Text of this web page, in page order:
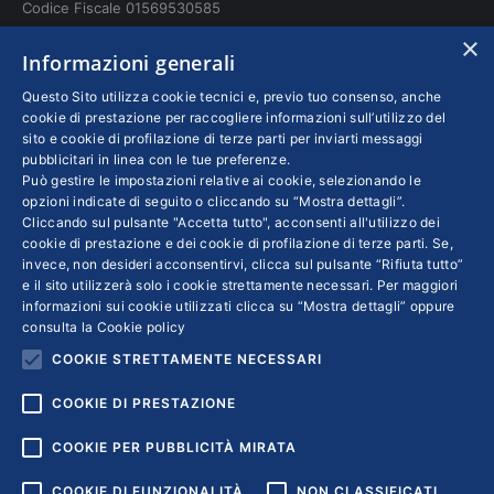
Codice Fiscale 01569530585
INFO LEGALI
Colophon editoriali
Disclaimer
Privacy
Coordinate Bancarie
×
Informazioni generali
Questo Sito utilizza cookie tecnici e, previo tuo consenso, anche
cookie di prestazione per raccogliere informazioni sull’utilizzo del
sito e cookie di profilazione di terze parti per inviarti messaggi
pubblicitari in linea con le tue preferenze.
Può gestire le impostazioni relative ai cookie, selezionando le
opzioni indicate di seguito o cliccando su “Mostra dettagli”.
Cliccando sul pulsante "Accetta tutto", acconsenti all'utilizzo dei
cookie di prestazione e dei cookie di profilazione di terze parti. Se,
invece, non desideri acconsentirvi, clicca sul pulsante “Rifiuta tutto”
e il sito utilizzerà solo i cookie strettamente necessari. Per maggiori
informazioni sui cookie utilizzati clicca su “Mostra dettagli” oppure
consulta la Cookie policy
COOKIE STRETTAMENTE NECESSARI
COOKIE DI PRESTAZIONE
COOKIE PER PUBBLICITÀ MIRATA